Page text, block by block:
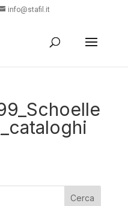
info@stafil.it
Cerca